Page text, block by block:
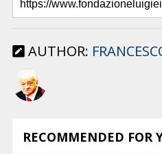
AUTHOR:
RECOMMENDED FOR